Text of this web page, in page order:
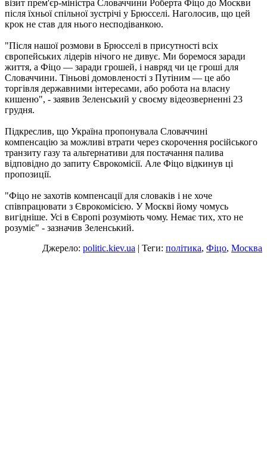
візит прем'єр-міністра Словаччини Роберта Фіцо до Москви
після їхньої спільної зустрічі у Брюсселі. Наголосив, що цей
крок не став для нього несподіванкою.
"Після нашої розмови в Брюсселі в присутності всіх
європейських лідерів нічого не дивує. Ми боремося заради
життя, а Фіцо — заради грошей, і навряд чи це гроші для
Словаччини. Тіньові домовленості з Путіним — це або
торгівля державними інтересами, або робота на власну
кишеню", - заявив Зеленський у своєму відеозверненні 23
грудня.
Підкреслив, що Україна пропонувала Словаччині
компенсацію за можливі втрати через скорочення російського
транзиту газу та альтернативи для постачання палива
відповідно до запиту Єврокомісії. Але Фіцо відкинув ці
пропозиції.
"Фіцо не захотів компенсації для словаків і не хоче
співпрацювати з Єврокомісією. У Москві йому чомусь
вигідніше. Усі в Європі розуміють чому. Немає тих, хто не
розуміє" - зазначив Зеленський.
Джерело: politic.kiev.ua | Теги: політика, Фіцо, Москва